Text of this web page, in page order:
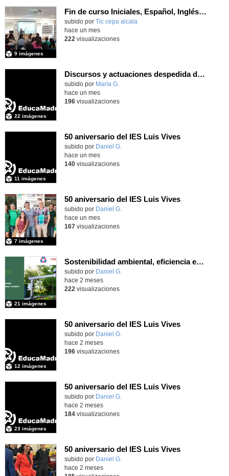
Fin de curso Iniciales, Español, Inglés, Informática y Patrimonio
subido por Tic cepa alcala
9 imágenes
hace un mes
222 visualizaciones
Discursos y actuaciones despedida de 4º
Contenido educativo.
subido por María G.
22 imágenes
hace un mes
196visualizaciones
50 aniversario del IES Luis Vives
subido por Daniel G.
11 imágenes
hace un mes
140visualizaciones
50 aniversario del IES Luis Vives
subido por Daniel G.
7 imágenes
hace un mes
167visualizaciones
Sostenibilidad ambiental, eficiencia energética y sistemas de producción inteligente para la industria 4.0
subido por Daniel G.
21 imágenes
hace 2 meses
222 visualizaciones
50 aniversario del IES Luis Vives
subido por Daniel G.
12 imágenes
hace 2 meses
196visualizaciones
50 aniversario del IES Luis Vives
subido por Daniel G.
23 imágenes
hace 2 meses
184visualizaciones
50 aniversario del IES Luis Vives
subido por Daniel G.
hace 2 meses